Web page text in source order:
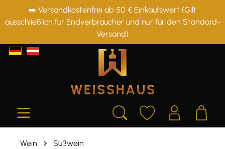
springen
➡️ Versandkostenfrei ab 50 € Einkaufswert (Gilt
ausschließlich für Endverbraucher und nur für den Standard-
Versand)
Wein Süßwein